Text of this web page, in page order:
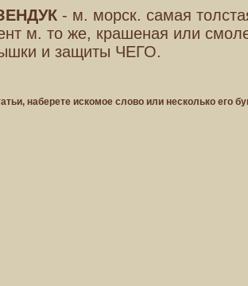
- м. морск. самая
м. то же, крашеная или
и защиты ЧЕГО.
наберете искомое слово или несколько его